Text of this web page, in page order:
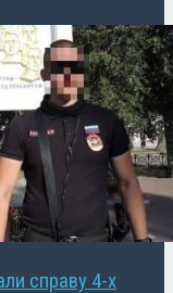
справу 4-х